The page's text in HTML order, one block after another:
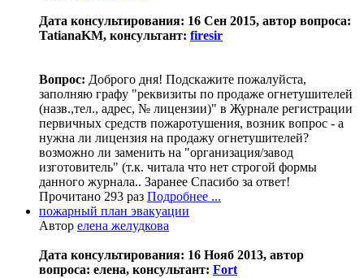
Дата консультирования: 16 Сен 2015, автор вопроса:
TatianaKM, консультант: firesir
Вопрос: Доброго дня! Подскажите пожалуйста,
заполняю графу "реквизиты по продаже огнетушителей
(назв.,тел., адрес, № лицензии)" в Журнале регистрации
первичных средств пожаротушения, возник вопрос - а
нужна ли лицензия на продажу огнетушителей?
возможно ли заменить на "организация/завод
изготовитель" (т.к. читала что нет строгой формы
данного журнала.. Заранее Спасибо за ответ!
Прочитано 293 раз Подробнее ...
пожарный план эвакуации
Автор елена желудкова
Дата консультирования: 16 Нояб 2013, автор
вопроса: елена, консультант: Fort